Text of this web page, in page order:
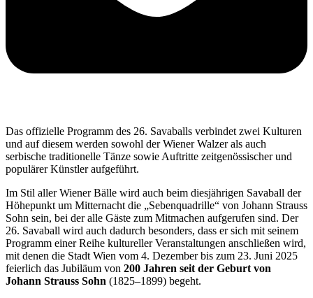
Das offizielle Programm des 26. Savaballs verbindet zwei Kulturen
und auf diesem werden sowohl der Wiener Walzer als auch
serbische traditionelle Tänze sowie Auftritte zeitgenössischer und
populärer Künstler aufgeführt.
Im Stil aller Wiener Bälle wird auch beim diesjährigen Savaball der
Höhepunkt um Mitternacht die „Sebenquadrille“ von Johann Strauss
Sohn sein, bei der alle Gäste zum Mitmachen aufgerufen sind. Der
26. Savaball wird auch dadurch besonders, dass er sich mit seinem
Programm einer Reihe kultureller Veranstaltungen anschließen wird,
mit denen die Stadt Wien vom 4. Dezember bis zum 23. Juni 2025
feierlich das Jubiläum von 200 Jahren seit der Geburt von
Johann Strauss Sohn (1825–1899) begeht.